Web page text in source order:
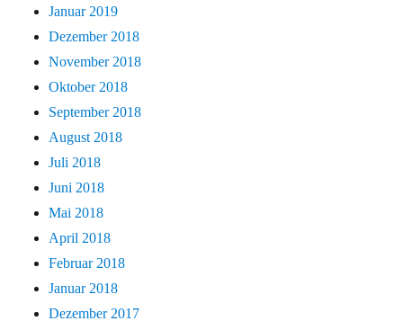
Januar 2019
Dezember 2018
November 2018
Oktober 2018
September 2018
August 2018
Juli 2018
Juni 2018
Mai 2018
April 2018
Februar 2018
Januar 2018
Dezember 2017